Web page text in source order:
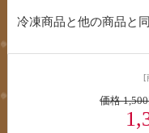
冷凍商品と他の商品と
[
価格